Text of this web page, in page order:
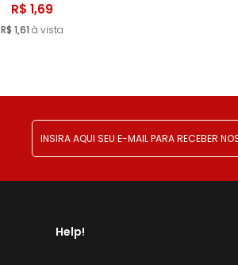
R$ 1,69
R$ 1,61 à vista
Help!